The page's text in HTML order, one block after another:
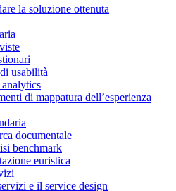
la soluzione ottenuta
usabilità
di mappatura dell’esperienza
documentale
benchmark
euristica
e il service design